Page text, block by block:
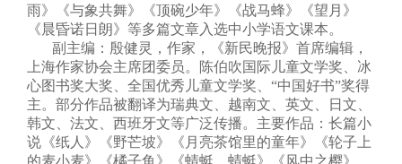
雨》《与象共舞》《顶碗少年》《战马蜂》《望月》
《晨昏诺日朗》等多篇文章入选中小学语文课本。
副主编：殷健灵，作家，《新民晚报》首席编辑，
上海作家协会主席团委员。陈伯吹国际儿童文学奖、冰
心图书奖大奖、全国优秀儿童文学奖、“中国好书”奖得
主。部分作品被翻译为瑞典文、越南文、英文、日文、
韩文、法文、西班牙文等广泛传播。主要作品：长篇小
说《纸人》《野芒坡》《月亮茶馆里的童年》《轮子上
的麦小麦》《橘子鱼》《蜻蜓，蜻蜓》《风中之樱》